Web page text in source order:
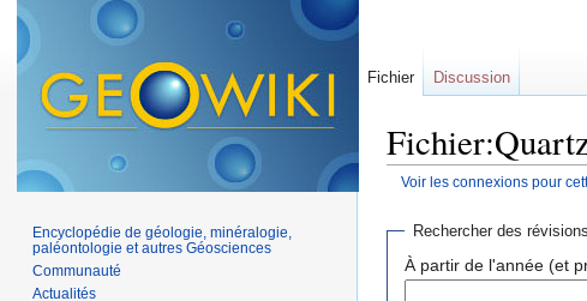
Voir les connexions pour
Rechercher des révisions
À partir de l'année (et
Fichier Discussion
Encyclopédie de géologie, minéralogie,
paléontologie et autres Géosciences
Communauté
Actualités